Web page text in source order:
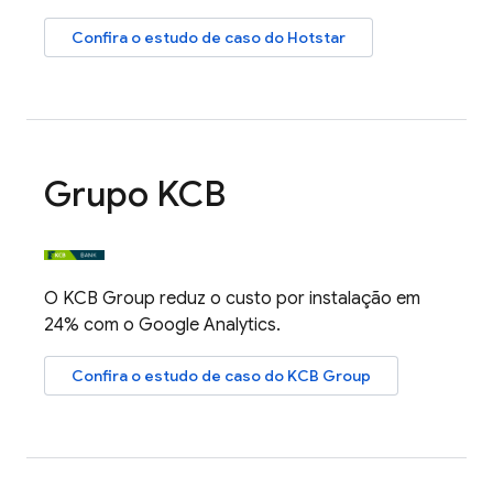
Confira o estudo de caso do Hotstar
Grupo KCB
O KCB Group reduz o custo por instalação em
24% com o Google Analytics.
Confira o estudo de caso do KCB Group